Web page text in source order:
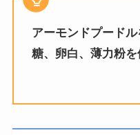
アーモンドプードル
糖、卵白、薄力粉